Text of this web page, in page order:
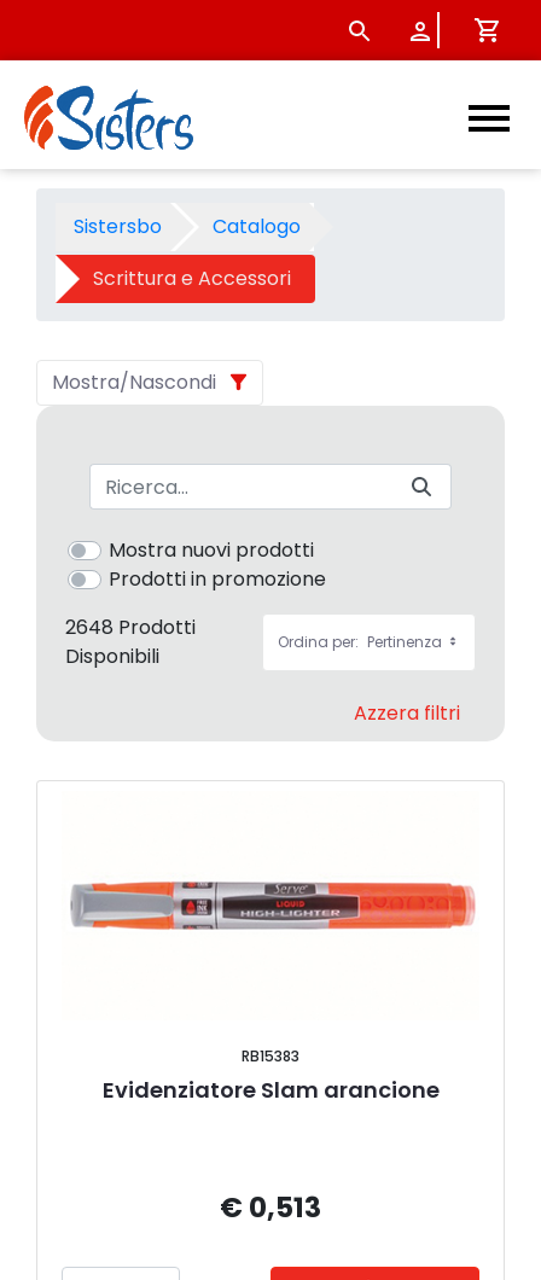
Scrittura e Accessori -
Sistersbo
Catalogo
Scrittura e Accessori
Mostra/Nascondi
Barra di ricerca
Mostra nuovi prodotti
Prodotti in promozione
2648 Prodotti
Disponibili
Ordina per: Pertinenza
Azzera filtri
RB15383
Evidenziatore Slam arancione
€ 0,513